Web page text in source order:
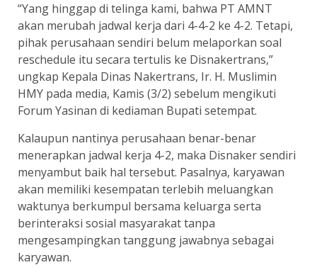
“Yang hinggap di telinga kami, bahwa PT AMNT
akan merubah jadwal kerja dari 4-4-2 ke 4-2. Tetapi,
pihak perusahaan sendiri belum melaporkan soal
reschedule itu secara tertulis ke Disnakertrans,”
ungkap Kepala Dinas Nakertrans, Ir. H. Muslimin
HMY pada media, Kamis (3/2) sebelum mengikuti
Forum Yasinan di kediaman Bupati setempat.
Kalaupun nantinya perusahaan benar-benar
menerapkan jadwal kerja 4-2, maka Disnaker sendiri
menyambut baik hal tersebut. Pasalnya, karyawan
akan memiliki kesempatan terlebih meluangkan
waktunya berkumpul bersama keluarga serta
berinteraksi sosial masyarakat tanpa
mengesampingkan tanggung jawabnya sebagai
karyawan.